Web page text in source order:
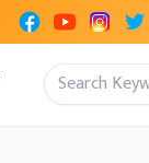
FacebookYouTubeInstagram
X